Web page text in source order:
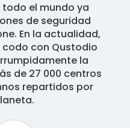
el mundo ya
de seguridad
En la actualidad,
con Qustodio
la
de 27 000 centros
repartidos por